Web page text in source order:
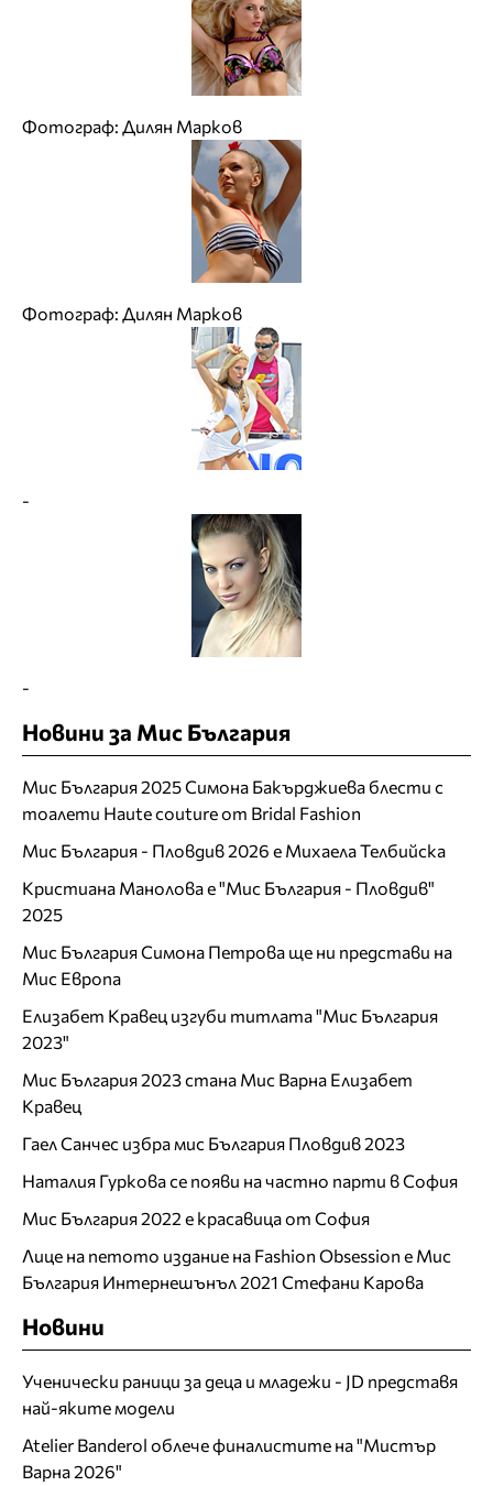
Фотограф: Дилян Марков
Фотограф: Дилян Марков
-
-
Новини за Мис България
Мис България 2025 Симона Бакърджиева блести с
тоалети Haute couture от Bridal Fashion
Мис България - Пловдив 2026 е Михаела Телбийска
Кристиана Манолова е "Мис България - Пловдив"
2025
Мис България Симона Петрова ще ни представи на
Мис Европа
Елизабет Кравец изгуби титлата "Мис България
2023"
Мис България 2023 стана Мис Варна Елизабет
Кравец
Гаел Санчес избра мис България Пловдив 2023
Наталия Гуркова се появи на частно парти в София
Мис България 2022 е красавица от София
Лице на петото издание на Fashion Obsession е Мис
България Интернешънъл 2021 Стефани Карова
Новини
Ученически раници за деца и младежи - JD представя
най-яките модели
Atelier Banderol облече финалистите на "Мистър
Варна 2026"